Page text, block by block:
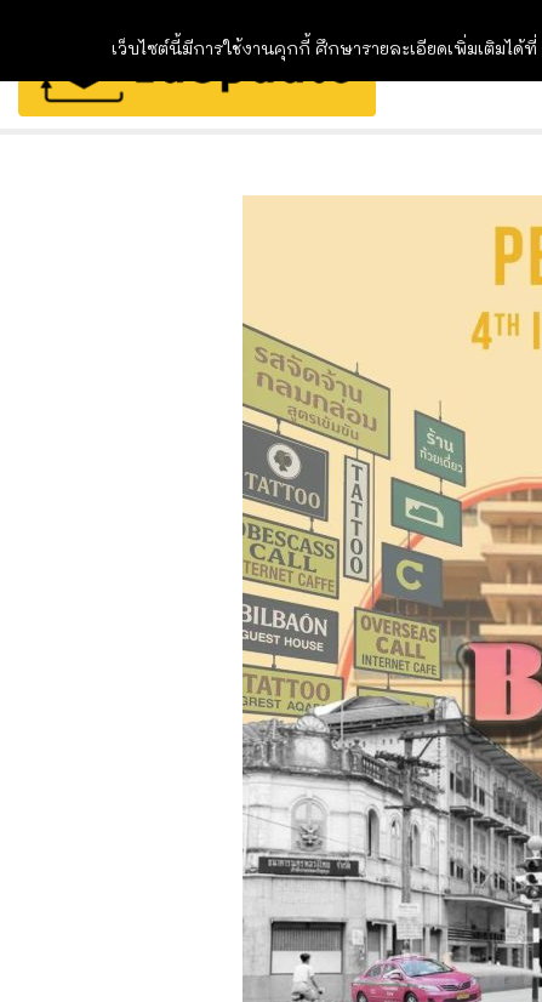
เว็บไซต์นี้มีการใช้งานคุกกี้ ศึกษารายละเอียดเพิ่มเติมได้ที่